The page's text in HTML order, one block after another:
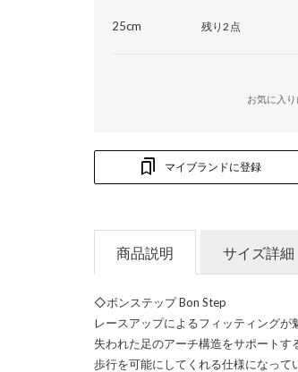
25cm 残り2点
お気に入
マイブランドに登録
商品説明 サイズ詳細
◇ボンステップ Bon Step
レースアップによるフィッティングが
失われた足のアーチ構造をサポート
歩行を可能にしてくれる仕様になって